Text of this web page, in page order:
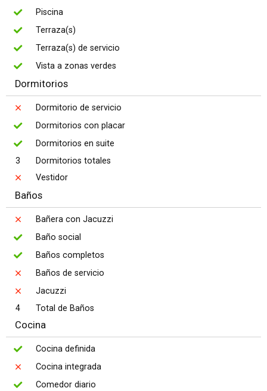
Piscina
Terraza(s)
Terraza(s) de servicio
Vista a zonas verdes
Dormitorios
Dormitorio de servicio
Dormitorios con placar
Dormitorios en suite
3
Dormitorios totales
Vestidor
Baños
Bañera con Jacuzzi
Baño social
Baños completos
Baños de servicio
Jacuzzi
4
Total de Baños
Cocina
Cocina definida
Cocina integrada
Comedor diario